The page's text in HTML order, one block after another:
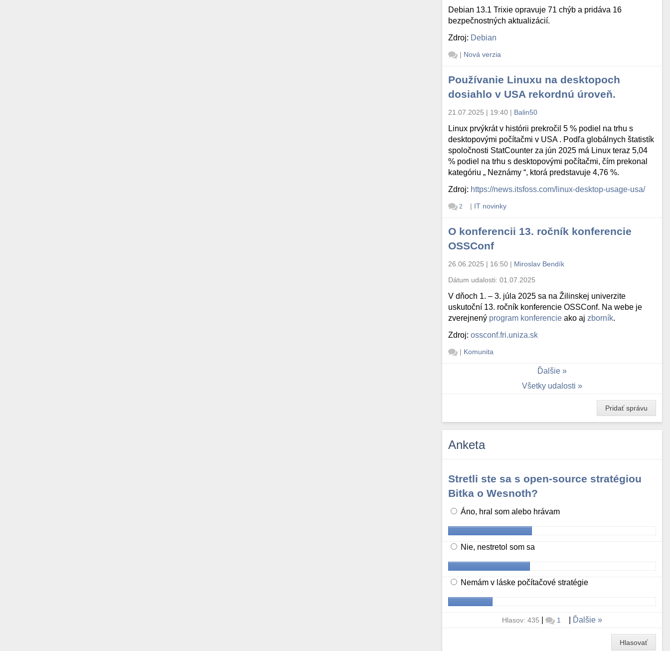
Debian 13.1 Trixie opravuje 71 chýb a pridáva 16
bezpečnostných aktualizácií.
Zdroj: Debian
| Nová verzia
Používanie Linuxu na desktopoch
dosiahlo v USA rekordnú úroveň.
21.07.2025 | 19:40 | Balin50
Linux prvýkrát v histórii prekročil 5 % podiel na trhu s
desktopovými počítačmi v USA . Podľa globálnych štatistík
spoločnosti StatCounter za jún 2025 má Linux teraz 5,04
% podiel na trhu s desktopovými počítačmi, čím prekonal
kategóriu „ Neznámy “, ktorá predstavuje 4,76 %.
Zdroj: https://news.itsfoss.com/linux-desktop-usage-usa/
2 | IT novinky
O konferencii 13. ročník konferencie
OSSConf
26.06.2025 | 16:50 | Miroslav Bendík
Dátum udalosti:01.07.2025
V dňoch 1. – 3. júla 2025 sa na Žilinskej univerzite
uskutoční 13. ročník konferencie OSSConf. Na webe je
zverejnený program konferencie ako aj zborník.
Zdroj:ossconf.fri.uniza.sk
| Komunita
Ďalšie
Všetky udalosti
Pridať správu
Anketa
Stretli ste sa s open-source stratégiou
Bitka o Wesnoth?
Áno, hral som alebo hrávam
Nie, nestretol som sa
Nemám v láske počítačové stratégie
Hlasov: 435 | 1 Ďalšie
Hlasovať